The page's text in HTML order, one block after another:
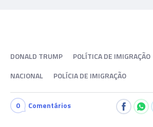
DONALD TRUMP POLÍTICA DE IMIGRAÇÃO
NACIONAL
POLÍCIA DE IMIGRAÇÃO
0 Comentários